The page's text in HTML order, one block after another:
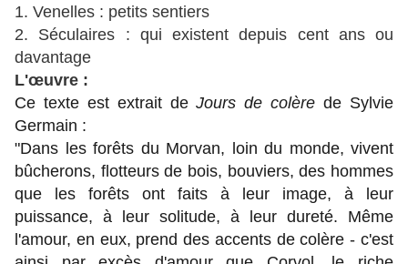
1. Venelles : petits sentiers
2. Séculaires : qui existent depuis cent ans ou
davantage
L'œuvre :
Ce texte est extrait deJours de colère de Sylvie
Germain :
"Dans les forêts du Morvan, loin du monde, vivent
bûcherons, flotteurs de bois, bouviers, des hommes
que les forêts ont faits à leur image, à leur
puissance, à leur solitude, à leur dureté. Même
l'amour, en eux, prend des accents de colère - c'est